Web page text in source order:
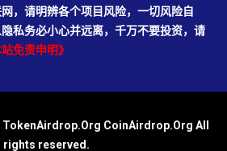
，请明辨各个项目风险，一切风险自
私务必小心并远离，千万不要投资，请
站免责申明》
CoinAirdrop.Org All
rights reserved.